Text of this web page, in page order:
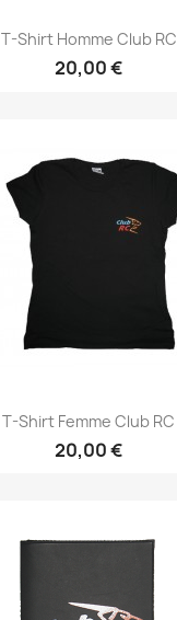
T-Shirt Homme Club RC
20,00 €
T-Shirt Femme Club RC
20,00 €